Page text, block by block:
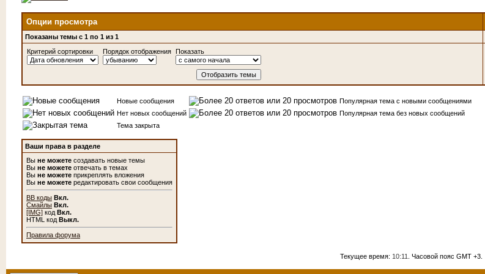
Опции просмотра
Показаны темы с 1 по 1 из 1
Критерий сортировки
Порядок отображения Показать
Новые сообщения
Популярная тема с новыми сообщениями
Нет новых сообщений
Популярная тема без новых сообщений
Тема закрыта
Ваши права в разделе
Вы не можете создавать новые темы
Вы не можете отвечать в темах
Вы не можете прикреплять вложения
Вы не можете редактировать свои сообщения
BB коды Вкл.
Смайлы Вкл.
[IMG] код Вкл.
HTML код Выкл.
Правила форума
Текущее время: 10:11 . Часовой пояс GMT +3.